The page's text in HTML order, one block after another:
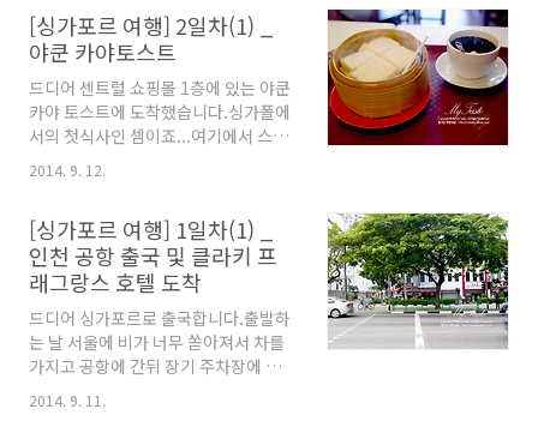
들더라구요... 보기에는 이래도 2014년
으뜸시설상을 수상했으며 위생상태도
철저하게 관리 한다고 합니다.이렇게
오픈되어 있는 로컬 푸드 센..
얼리 체크인이 불가능하다고 해서 그냥
짐 맡겨놓고 오후에 같은 9층으로 체크
인 하기로 하였습니다. 스윗소텔 머천
코트는 위치적으로 클라키에 바로 근접
해 있고 시내 중심지와 가까우며 교통편
이 좋아 편리성으로 보면 최상의 위치에
있는 호텔이에요...클라키 MRT(지하
하고도 가깝거든요... [스윗소텔 머천코
트 호텔 swissotel merchant court]
스윗소텔은 세계 여러나라에 호텔이 있
는 체인 호텔인데 아직 우리나라에는 없
네요...싱가포르에는 스윗..
[싱가포르 여행] 2일차(1) _
야쿤 카야토스트
드디어 센트럴 쇼핑몰 1층에 있는 야쿤
카야 토스트에 도착했습니다.싱가폴에
서의 첫식사인 셈이죠...여기에서 스웻
소텔에 숙박한 일행과 만나 아침식사를
하였습니다. [야쿤 카야 토스트]카야 토
식사라고 합니다. 달콤한 밀크티인 테
타릭이나 연유와 프림 듬뿍 들어간 커피
와 함께 먹는데 1940년대 부터 시작한
스트 집이에요...체인점들이 많고 맛차
이가 없어 여행 다니다 눈에 띄는 집이
있으면 들어가 먹으면 됩니다. 먼저 제
일 기본인 카야토스트 세트 메뉴를 시켰
2014. 9. 12.
[싱가포르 여행] 1일차(1) _
인천 공항 출국 및 클라키 프
래그랑스 호텔 도착
드디어 싱가포르로 출국합니다.출발하
는 날 서울에 비가 너무 쏟아져서 차를
가지고 공항에 간뒤 장기 주차장에 파킹
하기로 했답니다. 사람 수로 따지면 공
항버스 비용 대비 장기 주차가 더 저렴
2014. 9. 11.